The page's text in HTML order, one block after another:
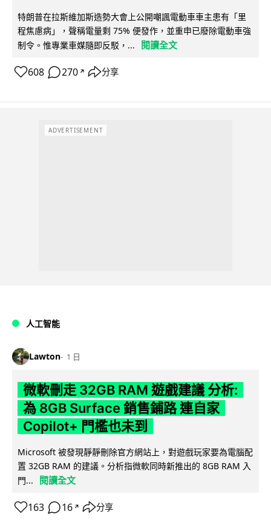
特朗普在拉斯維加斯造勢大會上公開嘲諷電動車車主患有「里
程焦慮病」，聲稱電量剩 75% 便發作，並重申已廢除電動車強
制令。惟專業車媒隨即反駁，...
閱讀全文
608 270 ↗ 分享
ADVERTISEMENT
人工智能
Lawton 1 日
微軟刪走 32GB RAM 遊戲建議 分析:
為 8GB Surface 銷售鋪路 連自家
Copilot+ 門檻也未到
Microsoft 被發現靜靜刪除官方網站上，對遊戲玩家要為電腦配
置 32GB RAM 的建議。分析指微軟同時新推出的 8GB RAM 入
門...
閱讀全文
163 16 ↗ 分享